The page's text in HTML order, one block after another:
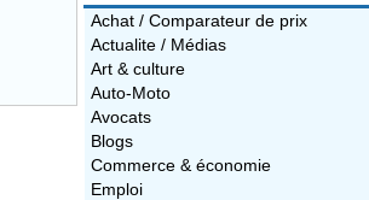
Achat / Comparateur de prix
Actualite / Médias
Art & culture
Auto-Moto
Avocats
Blogs
Commerce & économie
Emploi